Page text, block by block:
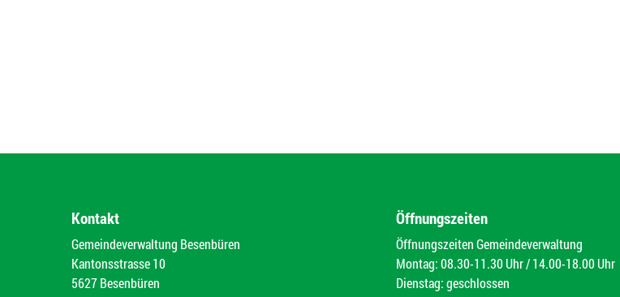
Kontakt
Gemeindeverwaltung Besenbüren
Kantonsstrasse 10
5627 Besenbüren
Öffnungszeiten
Öffnungszeiten Gemeindeverwaltung
Montag: 08.30-11.30 Uhr / 14.00-18.00 Uhr
Dienstag: geschlossen